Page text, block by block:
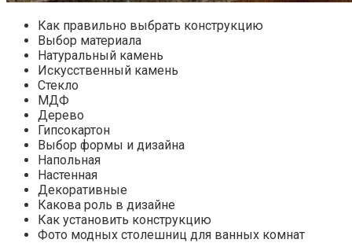
Как правильно выбрать конструкцию
Выбор материала
Натуральный камень
Искусственный камень
Стекло
МДФ
Дерево
Гипсокартон
Выбор формы и дизайна
Напольная
Настенная
Декоративные
Какова роль в дизайне
Как установить конструкцию
Фото модных столешниц для ванных комнат